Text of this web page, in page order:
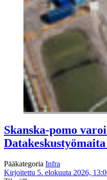
Skanska-pomo
Pääkategoria Infra
Kirjoitettu 5. elokuuta 2026,